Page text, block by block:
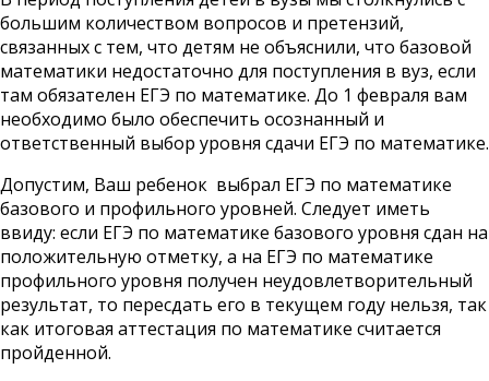
большим количеством вопросов и претензий,
связанных с тем, что детям не объяснили, что базовой
математики недостаточно для поступления в вуз, если
там обязателен ЕГЭ по математике. До 1 февраля вам
необходимо было обеспечить осознанный и
ответственный выбор уровня сдачи ЕГЭ по математике.
Допустим, Ваш ребенок выбрал ЕГЭ по математике
базового и профильного уровней. Следует иметь
ввиду: если ЕГЭ по математике базового уровня сдан на
положительную отметку, а на ЕГЭ по математике
профильного уровня получен неудовлетворительный
результат, то пересдать его в текущем году нельзя, так
как итоговая аттестация по математике считается
пройденной.